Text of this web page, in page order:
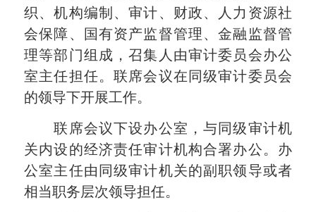
织、机构编制、审计、财政、人力资源社
会保障、国有资产监督管理、金融监督管
理等部门组成，召集人由审计委员会办公
室主任担任。联席会议在同级审计委员会
的领导下开展工作。
联席会议下设办公室，与同级审计机
关内设的经济责任审计机构合署办公。办
公室主任由同级审计机关的副职领导或者
相当职务层次领导担任。